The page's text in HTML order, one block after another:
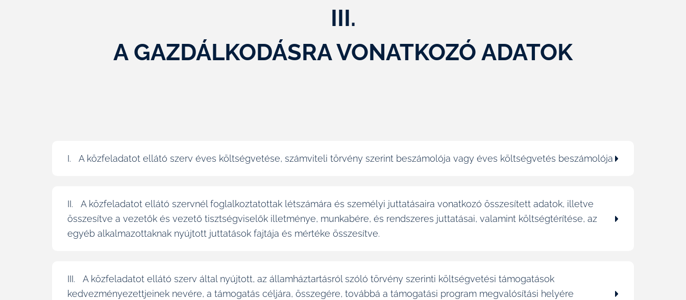
III.
A GAZDÁLKODÁSRA VONATKOZÓ ADATOK
I. A közfeladatot ellátó szerv éves költségvetése, számviteli törvény szerint beszámolója vagy éves költségvetés beszámolója
II. A közfeladatot ellátó szervnél foglalkoztatottak létszámára és személyi juttatásaira vonatkozó összesített adatok, illetve
összesítve a vezetők és vezető tisztségviselők illetménye, munkabére, és rendszeres juttatásai, valamint költségtérítése, az
egyéb alkalmazottaknak nyújtott juttatások fajtája és mértéke összesítve.
III. A közfeladatot ellátó szerv által nyújtott, az államháztartásról szóló törvény szerinti költségvetési támogatások
kedvezményezettjeinek nevére, a támogatás céljára, összegére, továbbá a támogatási program megvalósítási helyére